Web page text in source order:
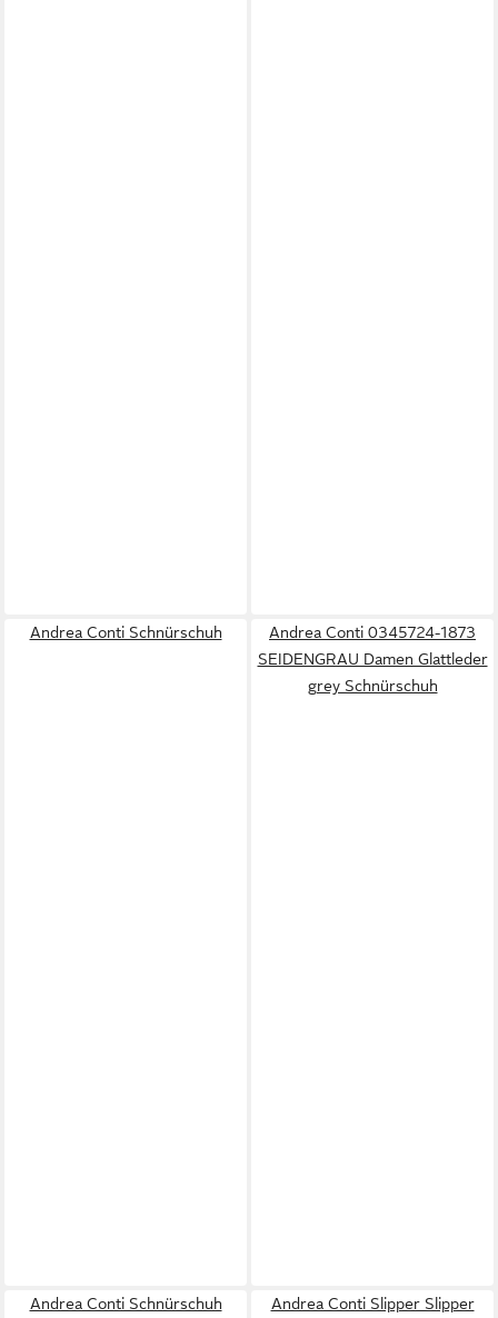
Andrea Conti Schnürschuh
Andrea Conti 0345724-1873
SEIDENGRAU Damen Glattleder
grey Schnürschuh
Andrea Conti Schnürschuh Andrea Conti Slipper Slipper